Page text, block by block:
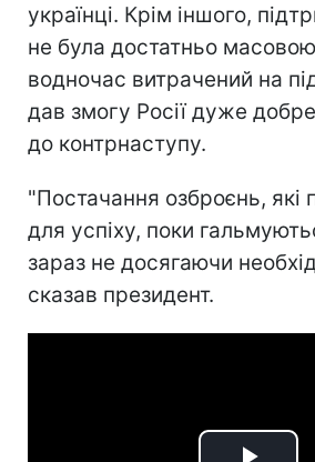
українці. Крім іншого,
не була достатньо
водночас витрачений на
дав змогу Росії дуже
до контрнаступу.
"Постачання озброєнь, які
для успіху, поки
зараз не досягаючи
сказав президент.